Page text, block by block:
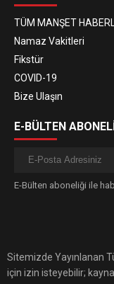
TÜM MANŞET
Namaz Vakitleri
Fikstür
COVID-19
Bize Ulaşın
E-BÜLTEN
E-Bülten aboneliği ile
Sitemizde Yayınlanan
için izin isteyebilir;